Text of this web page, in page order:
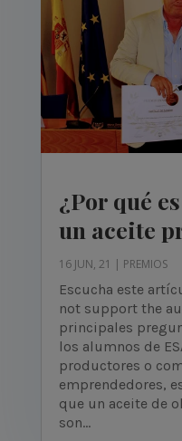
¿Por qué
un aceite
16 JUN, 21 | PREMIOS
Escucha este
not support the
principales
los alumnos de
productores o
emprendedores,
que un aceite de
son...